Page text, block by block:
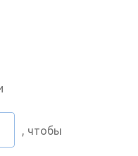
, чтобы